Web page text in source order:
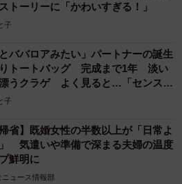
トーリーに「かわいすぎる！」
子
とババロアみたい」パートナーの誕生
りトートバッグ 完成まで1年 淡い
うクラゲ よく見ると…「センスす
子
帰省】既婚女性の半数以上が「日常よ
気遣いや準備で深まる夫婦の温度
鮮明に
ニュース情報部